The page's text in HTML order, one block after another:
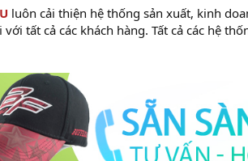
luôn cải thiện hệ thống sản xuất, kinh
tất cả các khách hàng. Tất cả các hệ